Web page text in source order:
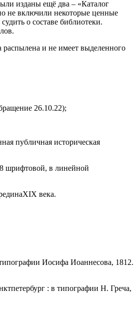
изданы ещё два – «Каталог
не включили некоторые ценные
о составе библиотеки.
распылена и не имеет выделенного
26.10.22);
публичная историческая
шрифтовой, в линейной
века.
Иосифа Иоаннесова, 1812.
: в типографии Н. Греча,